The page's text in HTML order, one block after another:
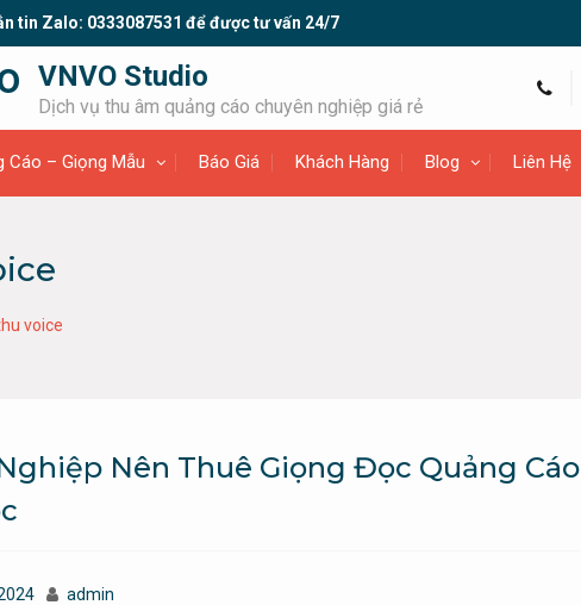
tin Zalo: 0333087531 để được tư vấn 24/7
VNVO Studio
Dịch vụ thu âm quảng cáo chuyên nghiệp giá rẻ
Cáo – Giọng Mẫu Báo Giá Khách Hàng Blog Liên Hệ
voice
Nên Thuê Giọng Đọc Quảng
admin